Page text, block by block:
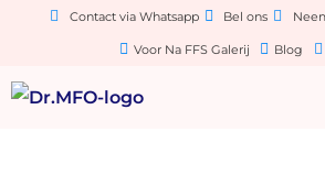
Contact via Whatsapp Bel ons
Voor Na FFS Galerij Blog